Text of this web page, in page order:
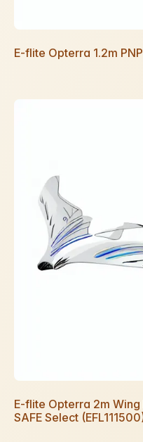
E-flite Opterra 1.2m
E-flite Opterra 2m
SAFE Select